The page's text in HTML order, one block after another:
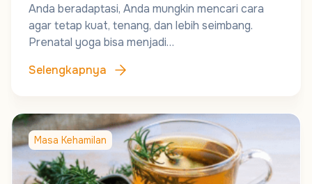
Anda beradaptasi, Anda mungkin mencari cara
agar tetap kuat, tenang, dan lebih seimbang.
Prenatal yoga bisa menjadi…
Selengkapnya
Masa Kehamilan